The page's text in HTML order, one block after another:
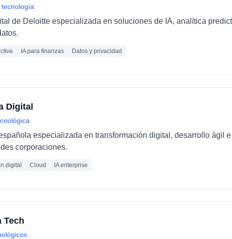
de Deloitte especializada en soluciones de IA, analítica
IA para finanzas Datos y privacidad
Digital
especializada en transformación digital, desarrollo ágil
corporaciones.
digital Cloud IA enterprise
Tech